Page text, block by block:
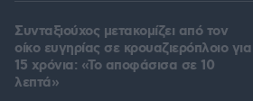
Συνταξιούχος μετακομίζει από τον
οίκο ευγηρίας σε κρουαζιερόπλοιο για
15 χρόνια: «Το αποφάσισα σε 10
λεπτά»